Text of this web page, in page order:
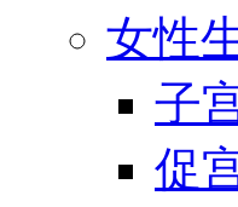
女性
子
促